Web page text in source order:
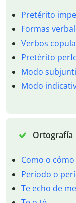
Pretérito
Formas
Verbos
Pretérito
Modo
Modo
Ortografía
Como o cómo
Periodo o
Te echo de